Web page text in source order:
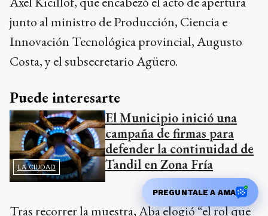
junto al ministro de Producción, Ciencia e
Innovación Tecnológica provincial, Augusto
Costa, y el subsecretario Agüero.
Puede interesarte
LA CIUDAD
El Municipio inició una
campaña de firmas para
defender la continuidad de
Tandil en Zona Fría
Tras recorrer la muestra, Aba elogió “el rol que
PREGUNTALE A AMA